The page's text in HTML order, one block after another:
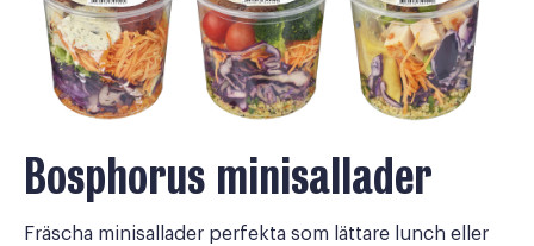
Bosphorus minisallader
Fräscha minisallader perfekta som lättare lunch eller